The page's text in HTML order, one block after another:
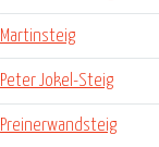
Martinsteig
Peter Jokel-Steig
Preinerwandsteig